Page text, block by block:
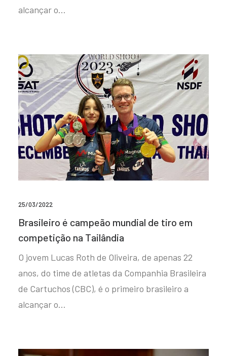
alcançar o…
25/03/2022
Brasileiro é campeão mundial de tiro em
competição na Tailândia
O jovem Lucas Roth de Oliveira, de apenas 22
anos, do time de atletas da Companhia Brasileira
de Cartuchos (CBC), é o primeiro brasileiro a
alcançar o…